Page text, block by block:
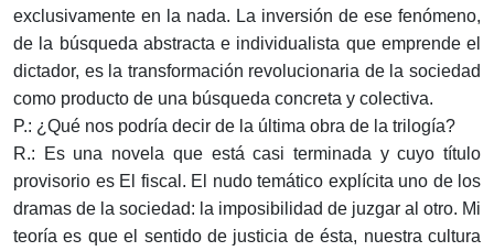
exclusivamente en la nada. La inversión de ese fenómeno,
de la búsqueda abstracta e individualista que emprende el
dictador, es la transformación revolucionaria de la sociedad
como producto de una búsqueda concreta y colectiva.
P.: ¿Qué nos podría decir de la última obra de la trilogía?
R.: Es una novela que está casi terminada y cuyo título
provisorio es El fiscal. El nudo temático explícita uno de los
dramas de la sociedad: la imposibilidad de juzgar al otro. Mi
teoría es que el sentido de justicia de ésta, nuestra cultura